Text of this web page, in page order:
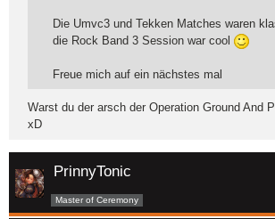
Die Umvc3 und Tekken Matches waren
die Rock Band 3 Session war cool
Freue mich auf ein nächstes mal
Warst du der arsch der Operation Ground And
xD
PrinnyTonic
Master of Ceremony